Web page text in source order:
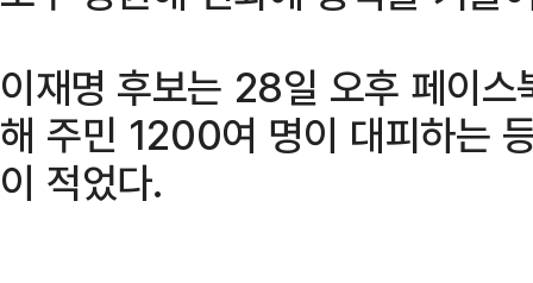
이재명 후보는 28일 오후 페이
해 주민 1200여 명이 대피하는
이 적었다.